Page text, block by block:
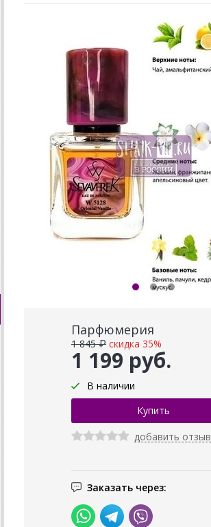
Парфюмерия
1 199 руб.
1 845 ₽ скидка 35%
В наличии
добавить отзыв
Заказать через: